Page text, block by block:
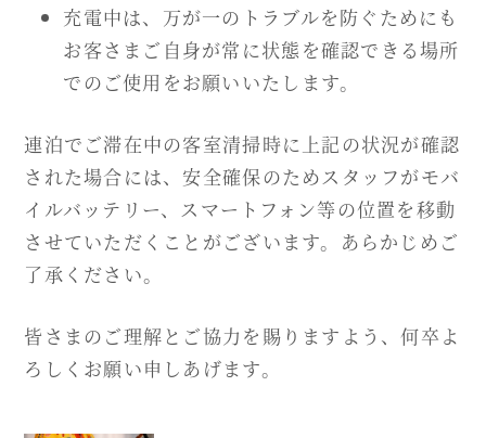
充電中は、万が一のトラブルを防ぐためにも
お客さまご自身が常に状態を確認できる場所
でのご使用をお願いいたします。
連泊でご滞在中の客室清掃時に上記の状況が確認
された場合には、安全確保のためスタッフがモバ
イルバッテリー、スマートフォン等の位置を移動
させていただくことがございます。あらかじめご
了承ください。
皆さまのご理解とご協力を賜りますよう、何卒よ
ろしくお願い申しあげます。